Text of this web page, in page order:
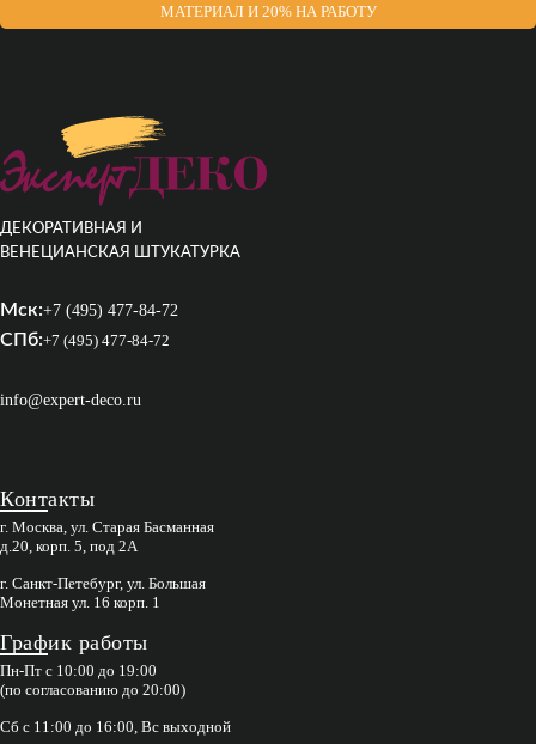
МАТЕРИАЛ И 20% НА РАБОТУ
ДЕКОРАТИВНАЯ И
ВЕНЕЦИАНСКАЯ ШТУКАТУРКА
Мск:+7 (495) 477-84-72
СПб:+7 (495) 477-84-72
info@expert-deco.ru
Контакты
г. Москва, ул. Старая Басманная
д.20, корп. 5, под 2А
г. Санкт-Петебург, ул. Большая
Монетная ул. 16 корп. 1
График работы
Пн-Пт с 10:00 до 19:00
(по согласованию до 20:00)
Сб с 11:00 до 16:00, Вс выходной